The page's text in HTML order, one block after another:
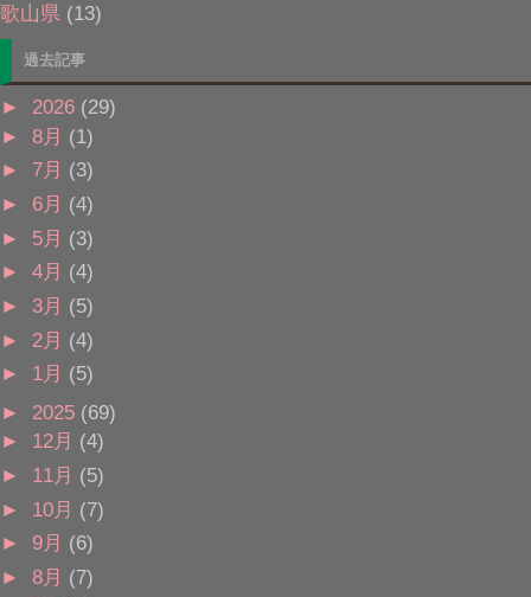
歌山県 (13)
過去記事
► 2026 (29)
► 8月 (1)
► 7月 (3)
► 6月 (4)
► 5月 (3)
► 4月 (4)
► 3月 (5)
► 2月 (4)
► 1月 (5)
► 2025 (69)
► 12月 (4)
► 11月 (5)
► 10月 (7)
► 9月 (6)
► 8月 (7)